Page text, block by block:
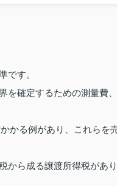
です。
を確定するための測量費、
かる例があり、これらを
から成る譲渡所得税があり